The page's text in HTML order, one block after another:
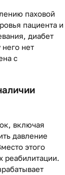
паховой
пациента и
диабет
нет
с
включая
давление
этого
реабилитации.